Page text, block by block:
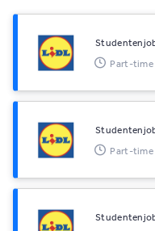
Part-time
Part-time